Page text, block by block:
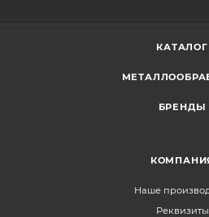
КАТАЛОГ
БРЕНДЫ
Наше
Реквизиты